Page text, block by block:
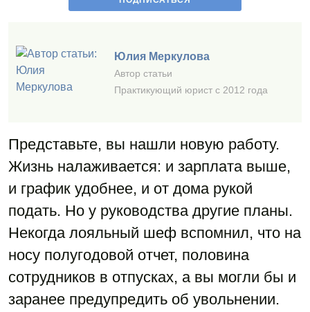
Юлия Меркулова
Автор статьи
Практикующий юрист с 2012 года
Представьте, вы нашли новую работу.
Жизнь налаживается: и зарплата выше,
и график удобнее, и от дома рукой
подать. Но у руководства другие планы.
Некогда лояльный шеф вспомнил, что на
носу полугодовой отчет, половина
сотрудников в отпусках, а вы могли бы и
заранее предупредить об увольнении.